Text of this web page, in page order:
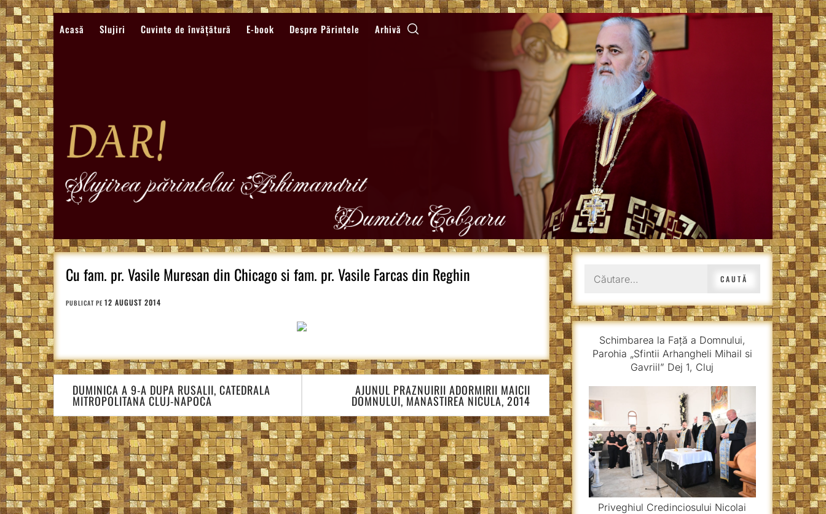
Sari
la
conținut
Acasă Slujiri Cuvinte de învățătură E-book Despre Părintele Arhivă
Cu fam. pr. Vasile Muresan din Chicago si fam. pr. Vasile Farcas din Reghin
PUBLICAT PE 12 AUGUST 2014
Navigare
în
articole
DUMINICA A 9-A DUPA RUSALII, CATEDRALA
MITROPOLITANA CLUJ-NAPOCA
AJUNUL PRAZNUIRII ADORMIRII MAICII
DOMNULUI, MANASTIREA NICULA, 2014
după:
Schimbarea la Față a Domnului,
Parohia „Sfintii Arhangheli Mihail si
Gavriil” Dej 1, Cluj
Priveghiul Credinciosului Nicolai